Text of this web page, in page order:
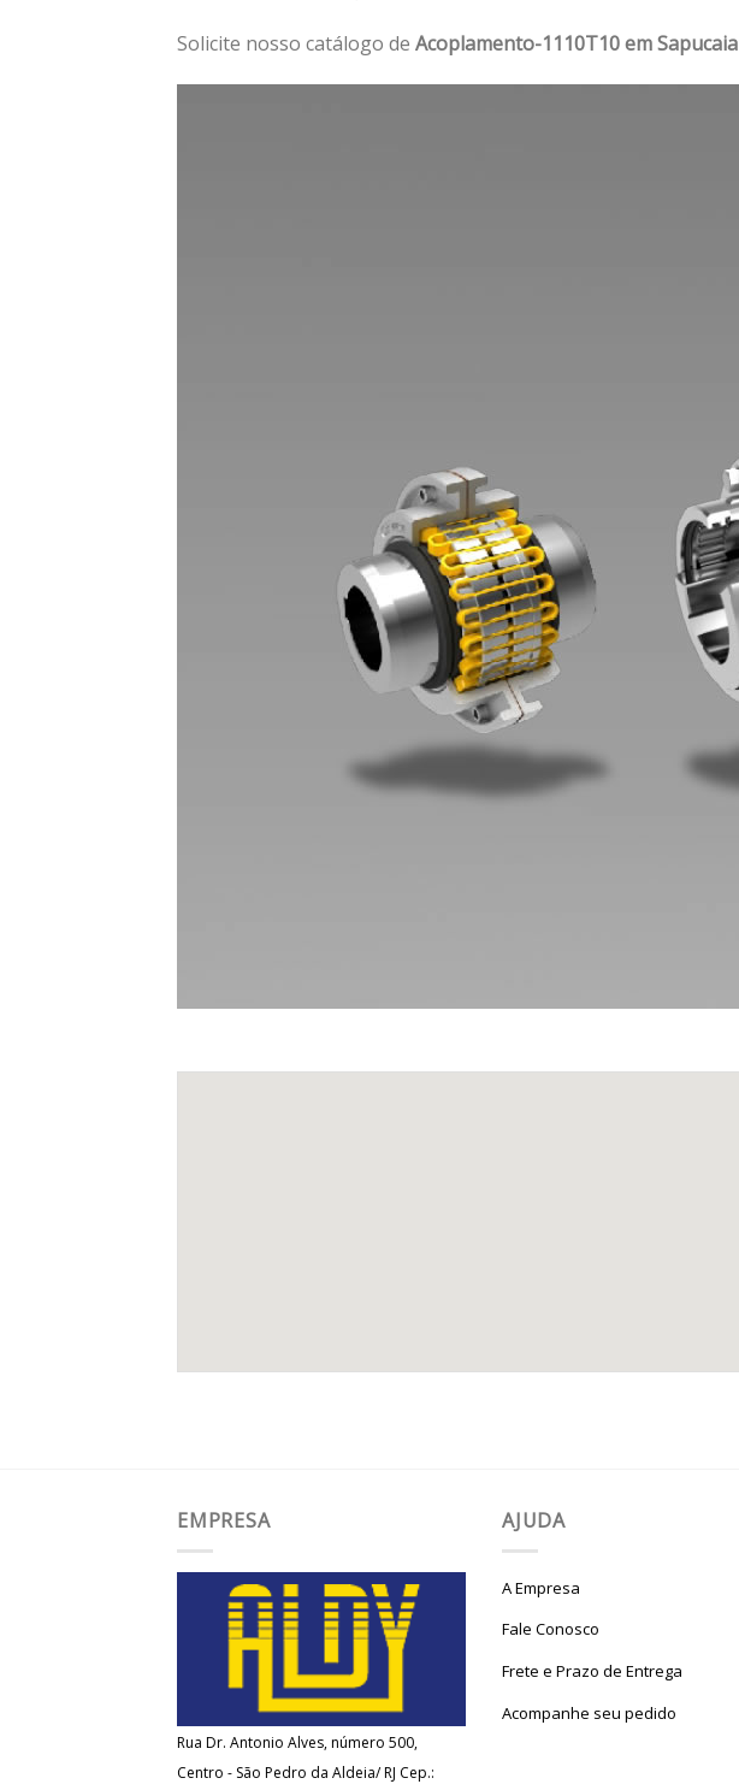
Solicite nosso catálogo de Acoplamento-1110T10 em Sapucaia
EMPRESA
Rua Dr. Antonio Alves, número 500,
Centro - São Pedro da Aldeia/ RJ Cep.:
AJUDA
A Empresa
Fale Conosco
Frete e Prazo de Entrega
Acompanhe seu pedido